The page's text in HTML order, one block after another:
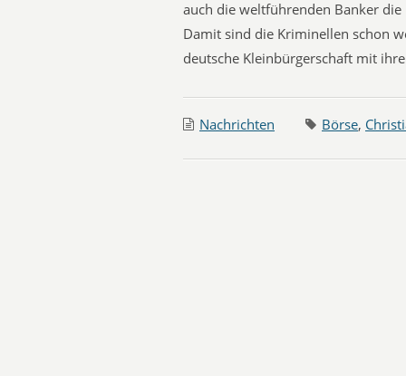
auch die weltführenden Banker
Damit sind die Kriminellen schon
deutsche Kleinbürgerschaft mit
Nachrichten Börse,